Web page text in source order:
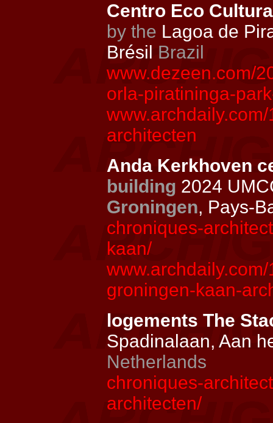
Centro Eco
by the Lagoa de
Brésil Brazil
www.dezeen.com/
orla-piratininga-
architecten
Anda Kerkhoven
building 2024
Groningen, Pays-
chroniques-
kaan/
groningen-kaan-
logements The
Spadinalaan, Aan
Netherlands
chroniques-
architecten/